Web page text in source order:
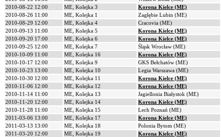
2010-08-22 12:00
ME, Kolejka 3
Korona Kielce (ME)
2010-08-26 11:00
ME, Kolejka 1
Zagłębie Lubin (ME)
2010-08-29 12:00
ME, Kolejka 4
Cracovia (ME)
2010-09-13 11:00
ME, Kolejka 5
Korona Kielce (ME)
2010-09-20 17:00
ME, Kolejka 6
Korona Kielce (ME)
2010-09-25 12:00
ME, Kolejka 7
Śląsk Wrocław (ME)
2010-10-09 11:00
ME, Kolejka 16
Korona Kielce (ME)
2010-10-17 12:00
ME, Kolejka 9
GKS Bełchatów (ME)
2010-10-23 13:00
ME, Kolejka 10
Legia Warszawa (ME)
2010-10-30 12:00
ME, Kolejka 11
Korona Kielce (ME)
2010-11-06 12:00
ME, Kolejka 12
Korona Kielce (ME)
2010-11-14 11:00
ME, Kolejka 13
Jagiellonia Białystok (ME)
2010-11-20 12:00
ME, Kolejka 14
Korona Kielce (ME)
2010-11-28 11:00
ME, Kolejka 15
Lech Poznań (ME)
2011-03-06 13:00
ME, Kolejka 17
Korona Kielce (ME)
2011-03-13 13:00
ME, Kolejka 18
Polonia Bytom (ME)
2011-03-20 12:00
ME, Kolejka 19
Korona Kielce (ME)